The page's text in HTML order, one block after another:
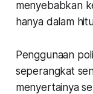
menyebabkan
hanya dalam
Penggunaan
seperangkat
menyertainya